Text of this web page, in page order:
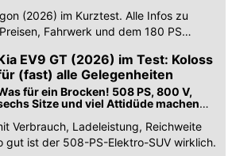
(2026) im Kurztest. Alle Infos zu
Fahrwerk und dem 180 PS
EV9 GT (2026) im Test: Koloss
(fast) alle Gelegenheiten
für ein Brocken! 508 PS, 800 V,
Sitze und viel Attidüde machen
Perfekt ist er nicht
Verbrauch, Ladeleistung, Reichweite
gut ist der 508-PS-Elektro-SUV wirklich.